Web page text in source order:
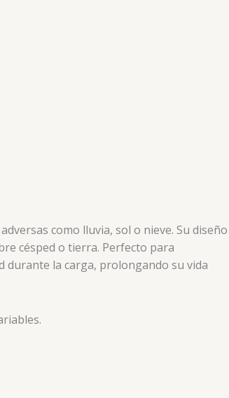
como lluvia, sol o nieve. Su diseño
césped o tierra. Perfecto para
durante la carga, prolongando su vida
.